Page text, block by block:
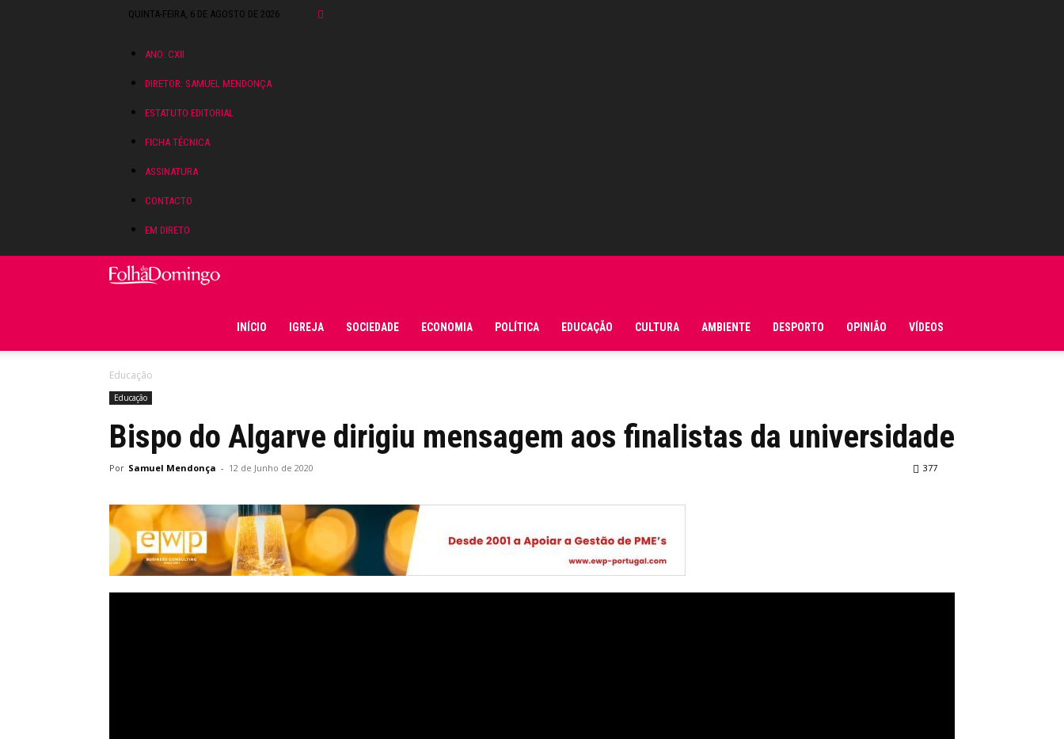
QUINTA-FEIRA, 6 DE AGOSTO DE 2026
ANO: CXII
DIRETOR: SAMUEL MENDONÇA
ESTATUTO EDITORIAL
FICHA TÉCNICA
ASSINATURA
CONTACTO
EM DIRETO
INÍCIO IGREJA SOCIEDADE ECONOMIA POLÍTICA EDUCAÇÃO CULTURA AMBIENTE DESPORTO OPINIÃO VÍDEOS
Educação
Educação
Bispo do Algarve dirigiu mensagem aos finalistas da universidade
Por Samuel Mendonça - 12 de Junho de 2020 377